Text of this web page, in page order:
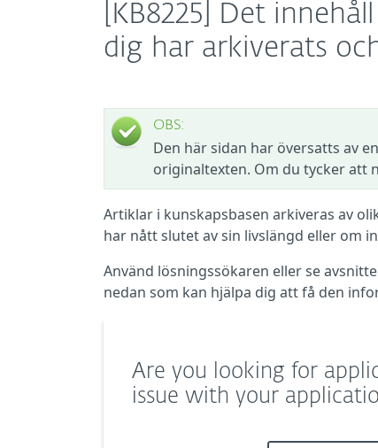
[KB8225] Det
dig har arkiverats
OBS:
Den här sidan har översatts av
originaltexten. Om du tycker att
Artiklar i kunskapsbasen arkiveras av
har nått slutet av sin livslängd eller om
Använd lösningssökaren eller se
nedan som kan hjälpa dig att få den
Are you looking for
issue with your